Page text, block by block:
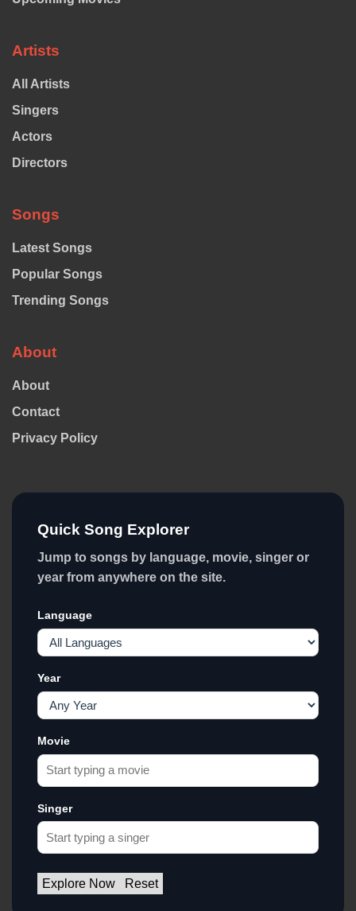
Artists
All Artists
Singers
Actors
Directors
Songs
Latest Songs
Popular Songs
Trending Songs
About
About
Contact
Privacy Policy
Quick Song Explorer
Jump to songs by language, movie, singer or
year from anywhere on the site.
Language
Year
Movie
Singer
Explore Now Reset